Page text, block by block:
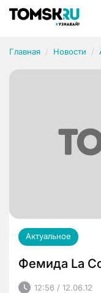
Главная Новости
Актуальное
Фемида La
12:56 / 12.06.12